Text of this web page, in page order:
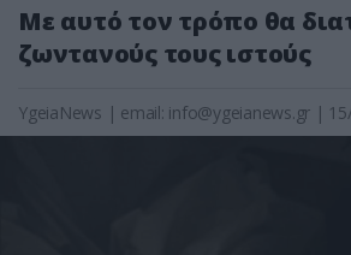
Με αυτό τον τρόπο θα
ζωντανούς τους ιστούς
YgeiaNews | email: info@ygeianews.gr |